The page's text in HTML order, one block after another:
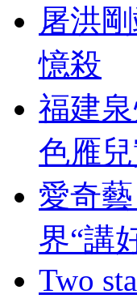
屠洪剛
憶殺
福建
色雁
愛奇
界“講
Two